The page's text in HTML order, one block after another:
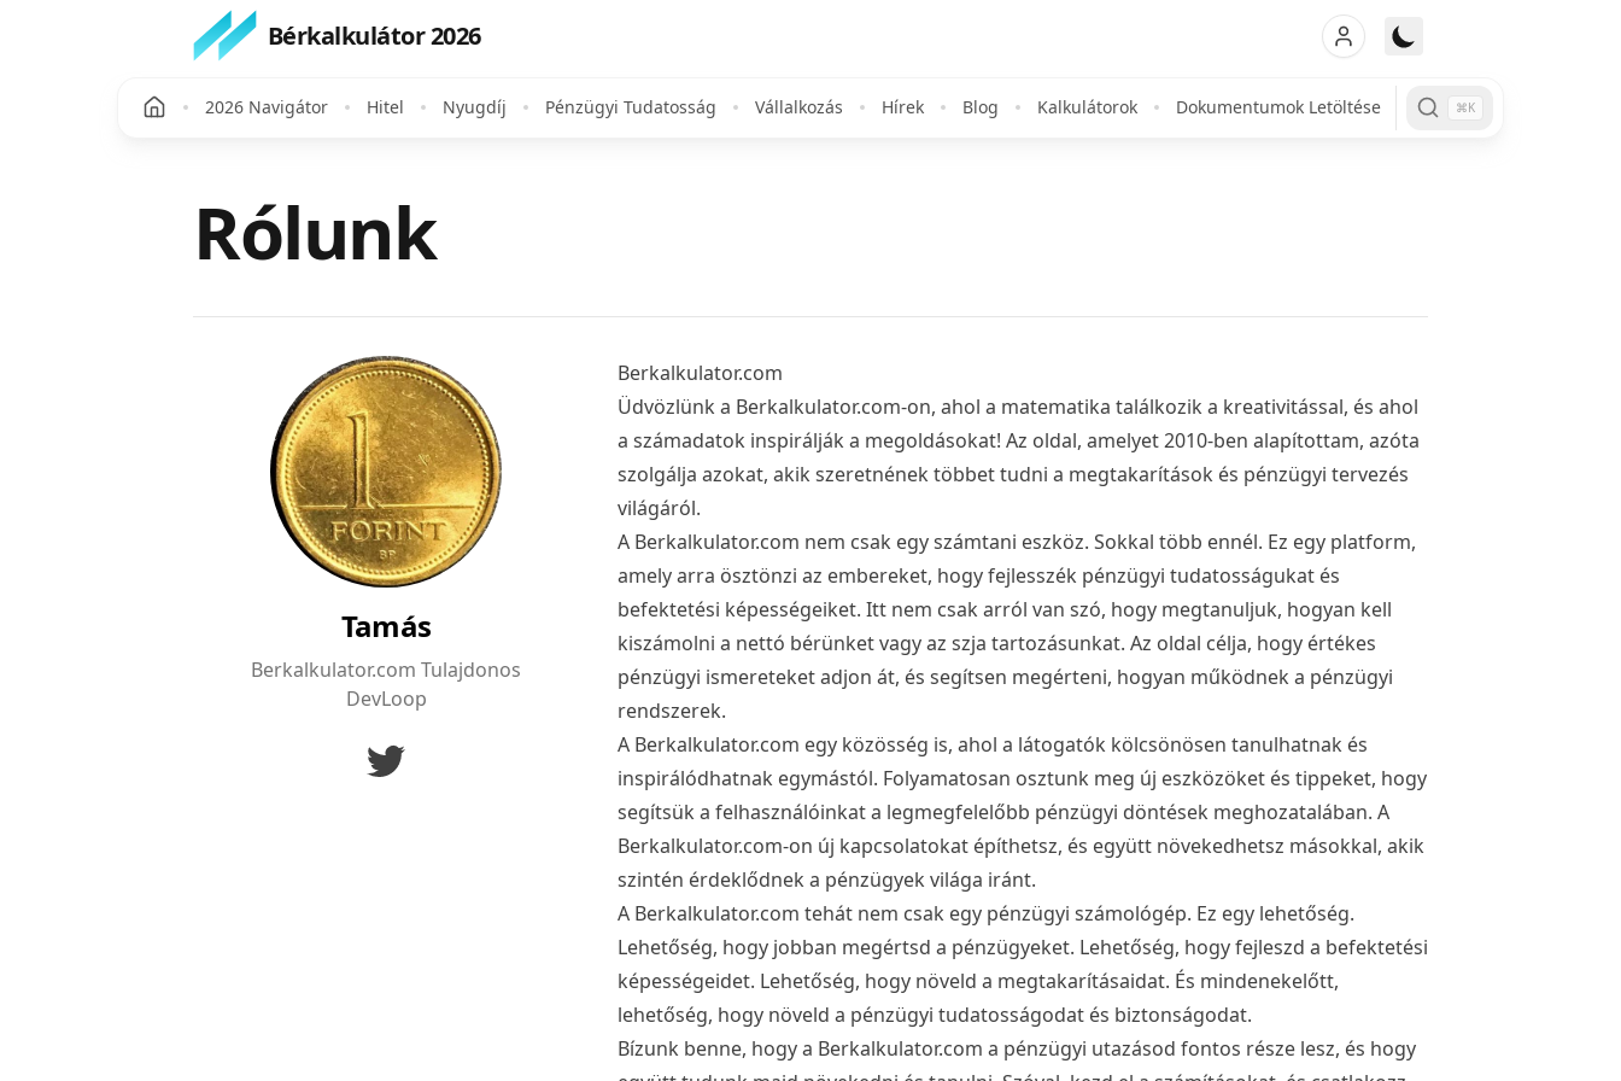
Bérkalkulátor 2026
2026 Navigátor Hitel Nyugdíj Pénzügyi Tudatosság Vállalkozás Hírek Blog Kalkulátorok Dokumentumok Letöltése ⌘K
Rólunk
Tamás
Berkalkulator.com Tulajdonos
DevLoop
twitter
Berkalkulator.com
Üdvözlünk a Berkalkulator.com-on, ahol a matematika találkozik a kreativitással, és ahol
a számadatok inspirálják a megoldásokat! Az oldal, amelyet 2010-ben alapítottam, azóta
szolgálja azokat, akik szeretnének többet tudni a megtakarítások és pénzügyi tervezés
világáról.
A Berkalkulator.com nem csak egy számtani eszköz. Sokkal több ennél. Ez egy platform,
amely arra ösztönzi az embereket, hogy fejlesszék pénzügyi tudatosságukat és
befektetési képességeiket. Itt nem csak arról van szó, hogy megtanuljuk, hogyan kell
kiszámolni a nettó bérünket vagy az szja tartozásunkat. Az oldal célja, hogy értékes
pénzügyi ismereteket adjon át, és segítsen megérteni, hogyan működnek a pénzügyi
rendszerek.
A Berkalkulator.com egy közösség is, ahol a látogatók kölcsönösen tanulhatnak és
inspirálódhatnak egymástól. Folyamatosan osztunk meg új eszközöket és tippeket, hogy
segítsük a felhasználóinkat a legmegfelelőbb pénzügyi döntések meghozatalában. A
Berkalkulator.com-on új kapcsolatokat építhetsz, és együtt növekedhetsz másokkal, akik
szintén érdeklődnek a pénzügyek világa iránt.
A Berkalkulator.com tehát nem csak egy pénzügyi számológép. Ez egy lehetőség.
Lehetőség, hogy jobban megértsd a pénzügyeket. Lehetőség, hogy fejleszd a befektetési
képességeidet. Lehetőség, hogy növeld a megtakarításaidat. És mindenekelőtt,
lehetőség, hogy növeld a pénzügyi tudatosságodat és biztonságodat.
Bízunk benne, hogy a Berkalkulator.com a pénzügyi utazásod fontos része lesz, és hogy